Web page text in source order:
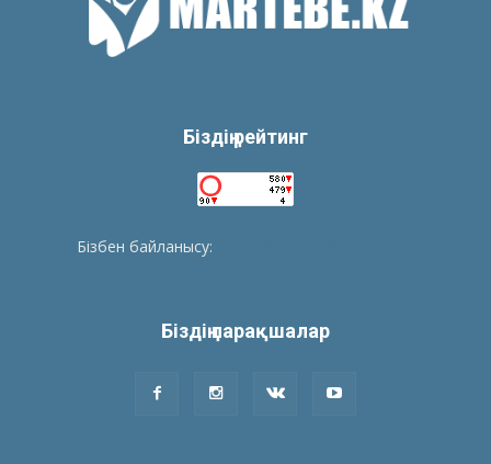
Біздің рейтинг
Бізбен байланысу:
Біздің парақшалар